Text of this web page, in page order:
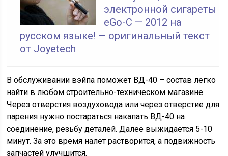
электронной сигареты
eGo-C — 2012 на
русском языке! — оригинальный текст
от Joyetech
В обслуживании вэйпа поможет ВД-40 – состав легко
найти в любом строительно-техническом магазине.
Через отверстия воздуховода или через отверстие для
парения нужно постараться накапать ВД-40 на
соединение, резьбу деталей. Далее выжидается 5-10
минут. За это время налет растворится, а подвижность
запчастей улучшится.